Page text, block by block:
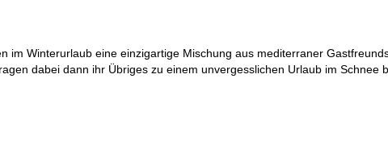
im Winterurlaub eine einzigartige Mischung aus mediterraner
dabei dann ihr Übriges zu einem unvergesslichen Urlaub im Schnee